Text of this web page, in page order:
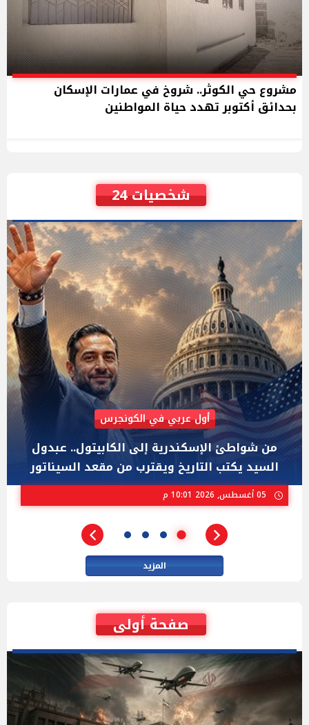
مشروع حي الكوثر.. شروخ في عمارات الإسكان
بحدائق أكتوبر تهدد حياة المواطنين
شخصيات 24
AIPAC رصدت 30 مليون دولار لإضعافه
"عبد الرحمن السيد" المصري الذى يواجه "هايلي
ستيفنز" وإيباك الاسرائيلية بإنتخابات ميشيجان
المزيد
صفحة أولى